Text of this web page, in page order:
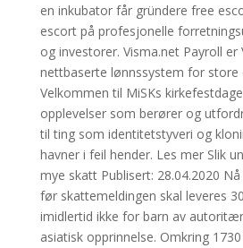
en inkubator får gründere free
escort på profesjonelle
og investorer. Visma.net Payroll er
nettbaserte lønnssystem for store
Velkommen til MiSKs
opplevelser som berører og
til ting som identitetstyveri og
havner i feil hender. Les mer Slik
mye skatt Publisert: 28.04.2020
før skattemeldingen skal leveres
imidlertid ikke for barn av
asiatisk opprinnelse. Omkring